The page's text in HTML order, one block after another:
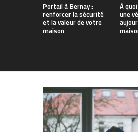
Portail à Bernay :
renforcer la sécurité
et la valeur de votre
maison
À
une